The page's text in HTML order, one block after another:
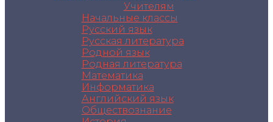
Учителям
Начальные классы
Русский язык
Русская литература
Родной язык
Родная литература
Математика
Информатика
Английский язык
Обществознание